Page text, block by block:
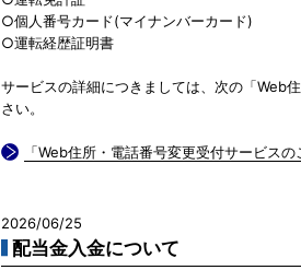
○個人番号カード(マイナンバーカード)
○運転経歴証明書
サービスの詳細につきましては、次の「Web
さい。
「Web住所・電話番号変更受付サービス
2026/06/25
配当金入金について